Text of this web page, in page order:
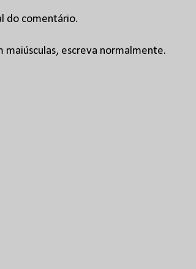
do comentário.
maiúsculas, escreva normalmente.